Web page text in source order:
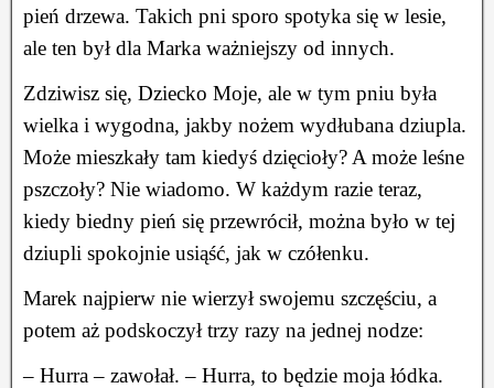
pień drzewa. Takich pni sporo spotyka się w lesie,
ale ten był dla Marka ważniejszy od innych.
Zdziwisz się, Dziecko Moje, ale w tym pniu była
wielka i wygodna, jakby nożem wydłubana dziupla.
Może mieszkały tam kiedyś dzięcioły? A może leśne
pszczoły? Nie wiadomo. W każdym razie teraz,
kiedy biedny pień się przewrócił, można było w tej
dziupli spokojnie usiąść, jak w czółenku.
Marek najpierw nie wierzył swojemu szczęściu, a
potem aż podskoczył trzy razy na jednej nodze:
– Hurra – zawołał. – Hurra, to będzie moja łódka.